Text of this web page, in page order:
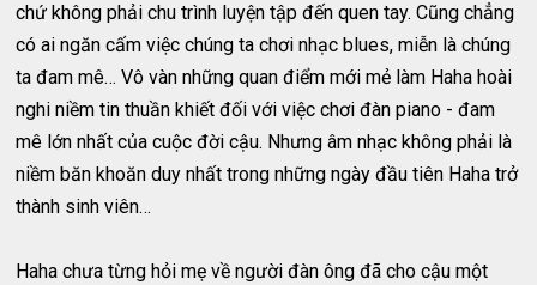
chứ không phải chu trình luyện tập đến quen tay. Cũng chẳng
có ai ngăn cấm việc chúng ta chơi nhạc blues, miễn là chúng
ta đam mê… Vô vàn những quan điểm mới mẻ làm Haha hoài
nghi niềm tin thuần khiết đối với việc chơi đàn piano - đam
mê lớn nhất của cuộc đời cậu. Nhưng âm nhạc không phải là
niềm băn khoăn duy nhất trong những ngày đầu tiên Haha trở
thành sinh viên…
Haha chưa từng hỏi mẹ về người đàn ông đã cho cậu một